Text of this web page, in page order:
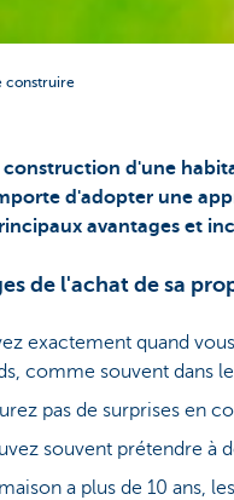
construire
construction d'une
d'adopter une
avantages et
de l'achat de sa
exactement quand
comme souvent dans
pas de surprises en
souvent prétendre à
a plus de 10 ans,